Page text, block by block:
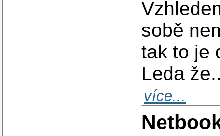
sobě
tak to je
Leda
více...